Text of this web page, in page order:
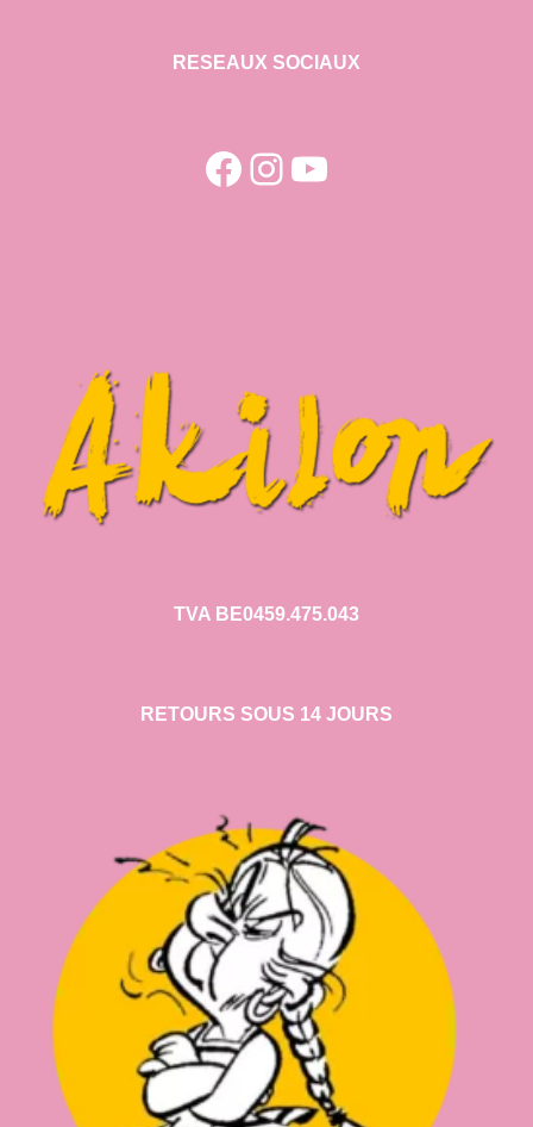
RESEAUX SOCIAUX
Facebook
Instagram
YouTube
TVA BE0459.475.043
RETOURS SOUS 14 JOURS